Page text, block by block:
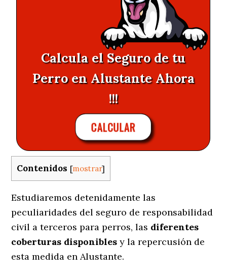
Calcula el Seguro de tu
Perro en Alustante Ahora
!!!
CALCULAR
Contenidos [mostrar]
Estudiaremos detenidamente las
peculiaridades del seguro de responsabilidad
civil a terceros para perros, las diferentes
coberturas disponibles y la repercusión de
esta medida en Alustante.